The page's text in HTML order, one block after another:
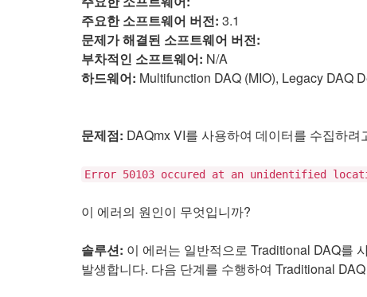
주요한 소프트웨어 버전: 3.1
문제가 해결된 소프트웨어 버전:
부차적인 소프트웨어: N/A
하드웨어: Multifunction DAQ (MIO), Legacy DAQ
문제점: DAQmx VI를 사용하여 데이터를 수집하
Error 50103 occured at an unidentified
이 에러의 원인이 무엇입니까?
솔루션: 이 에러는 일반적으로 Traditional DAQ를
발생합니다. 다음 단계를 수행하여 Traditional